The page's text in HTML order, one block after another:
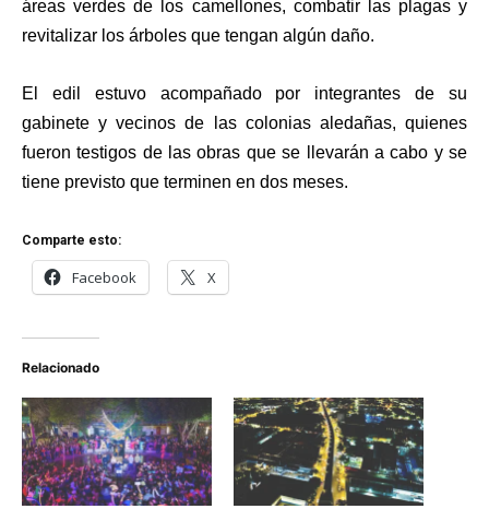
áreas verdes de los camellones, combatir las plagas y
revitalizar los árboles que tengan algún daño.
El edil estuvo acompañado por integrantes de su
gabinete y vecinos de las colonias aledañas, quienes
fueron testigos de las obras que se llevarán a cabo y se
tiene previsto que terminen en dos meses.
Comparte esto:
Facebook X
Relacionado